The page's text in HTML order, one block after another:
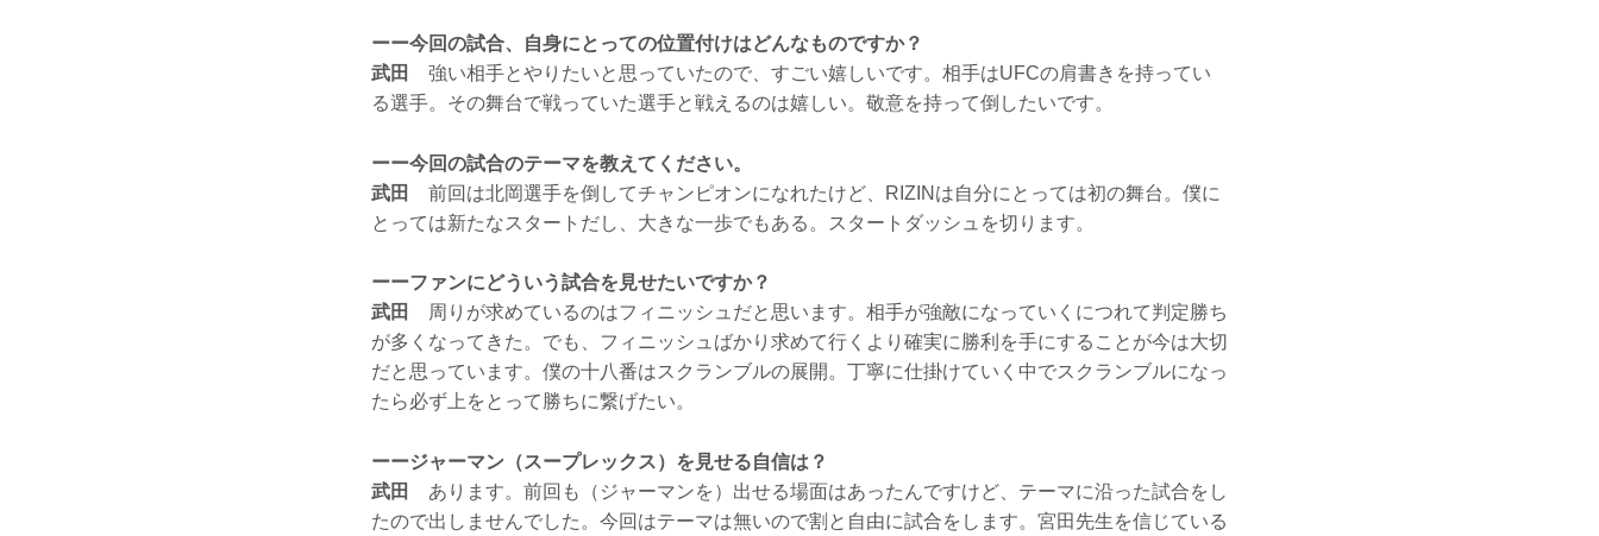
ーー今回の試合、自身にとっての位置付けはどんなものですか？
武田
強い相手とやりたいと思っていたので、すごい嬉しいです。相手はUFCの肩書きを持ってい
る選手。その舞台で戦っていた選手と戦えるのは嬉しい。敬意を持って倒したいです。
ーー今回の試合のテーマを教えてください。
武田
前回は北岡選手を倒してチャンピオンになれたけど、RIZINは自分にとっては初の舞台。僕に
とっては新たなスタートだし、大きな一歩でもある。スタートダッシュを切ります。
ーーファンにどういう試合を見せたいですか？
武田
周りが求めているのはフィニッシュだと思います。相手が強敵になっていくにつれて判定勝ち
が多くなってきた。でも、フィニッシュばかり求めて行くより確実に勝利を手にすることが今は大切
だと思っています。僕の十八番はスクランブルの展開。丁寧に仕掛けていく中でスクランブルになっ
たら必ず上をとって勝ちに繋げたい。
ーージャーマン（スープレックス）を見せる自信は？
武田
あります。前回も（ジャーマンを）出せる場面はあったんですけど、テーマに沿った試合をし
たので出しませんでした。今回はテーマは無いので割と自由に試合をします。宮田先生を信じている